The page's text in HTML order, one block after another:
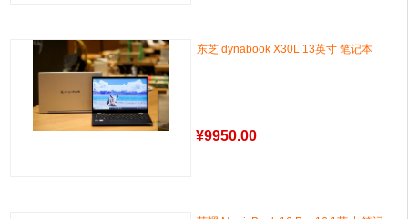
东芝 dynabook X30L 13英寸 笔记本
¥9950.00